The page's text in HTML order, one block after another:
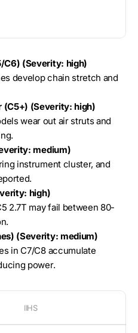
C6) (Severity: high)
develop chain stretch and
(C5+) (Severity: high)
wear out air struts and
medium)
instrument cluster, and
high)
2.7T may fail between 80-
(Severity: medium)
in C7/C8 accumulate
power.
IIHS